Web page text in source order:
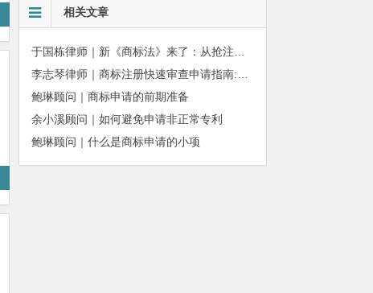
相关文章
鲍琳顾问｜商标申请的前期准备
余小溪顾问｜如何避免申请非正常专利
鲍琳顾问｜什么是商标申请的小项